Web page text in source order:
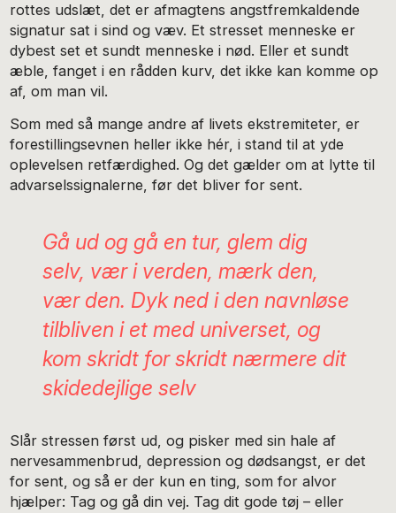
rottes udslæt, det er afmagtens angstfremkaldende
signatur sat i sind og væv. Et stresset menneske er
dybest set et sundt menneske i nød. Eller et sundt
æble, fanget i en rådden kurv, det ikke kan komme op
af, om man vil.
Som med så mange andre af livets ekstremiteter, er
forestillingsevnen heller ikke hér, i stand til at yde
oplevelsen retfærdighed. Og det gælder om at lytte til
advarselssignalerne, før det bliver for sent.
Gå ud og gå en tur, glem dig
selv, vær i verden, mærk den,
vær den. Dyk ned i den navnløse
tilbliven i et med universet, og
kom skridt for skridt nærmere dit
skidedejlige selv
Slår stressen først ud, og pisker med sin hale af
nervesammenbrud, depression og dødsangst, er det
for sent, og så er der kun en ting, som for alvor
hjælper: Tag og gå din vej. Tag dit gode tøj – eller